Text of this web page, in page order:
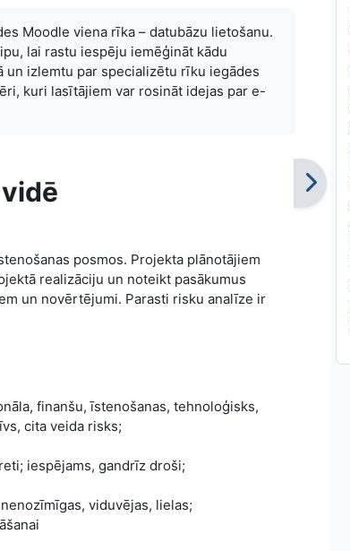
Moodle viena rīka – datubāzu lietošanu.
lai rastu iespēju iemēģināt kādu
izlemtu par specializētu rīku iegādes
kuri lasītājiem var rosināt idejas par e-
posmos. Projekta plānotājiem
realizāciju un noteikt pasākumus
un novērtējumi. Parasti risku analīze ir
finanšu, īstenošanas, tehnoloģisks,
cita veida risks;
iespējams, gandrīz droši;
viduvējas, lielas;